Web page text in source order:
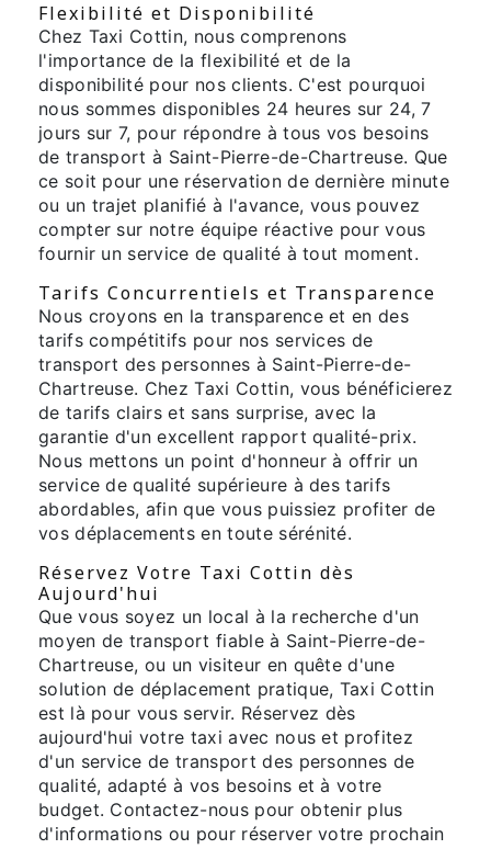
Flexibilité et Disponibilité
Chez Taxi Cottin, nous comprenons
l'importance de la flexibilité et de la
disponibilité pour nos clients. C'est pourquoi
nous sommes disponibles 24 heures sur 24, 7
jours sur 7, pour répondre à tous vos besoins
de transport à Saint-Pierre-de-Chartreuse. Que
ce soit pour une réservation de dernière minute
ou un trajet planifié à l'avance, vous pouvez
compter sur notre équipe réactive pour vous
fournir un service de qualité à tout moment.
Tarifs Concurrentiels et Transparence
Nous croyons en la transparence et en des
tarifs compétitifs pour nos services de
transport des personnes à Saint-Pierre-de-
Chartreuse. Chez Taxi Cottin, vous bénéficierez
de tarifs clairs et sans surprise, avec la
garantie d'un excellent rapport qualité-prix.
Nous mettons un point d'honneur à offrir un
service de qualité supérieure à des tarifs
abordables, afin que vous puissiez profiter de
vos déplacements en toute sérénité.
Réservez Votre Taxi Cottin dès
Aujourd'hui
Que vous soyez un local à la recherche d'un
moyen de transport fiable à Saint-Pierre-de-
Chartreuse, ou un visiteur en quête d'une
solution de déplacement pratique, Taxi Cottin
est là pour vous servir. Réservez dès
aujourd'hui votre taxi avec nous et profitez
d'un service de transport des personnes de
qualité, adapté à vos besoins et à votre
budget. Contactez-nous pour obtenir plus
d'informations ou pour réserver votre prochain